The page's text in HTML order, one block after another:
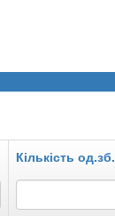
Кількість од.зб.